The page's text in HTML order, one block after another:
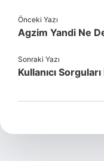
Önceki Yazı
Agzim Yandi Ne
Sonraki Yazı
Kullanıcı